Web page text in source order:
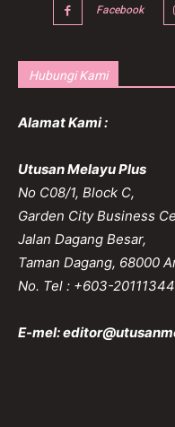
Facebook
Hubungi Kami
Alamat Kami :
Utusan Melayu Plus
No C08/1, Block C,
Garden City Business
Jalan Dagang Besar,
Taman Dagang, 68000
No. Tel : +603-20111344
E-mel: